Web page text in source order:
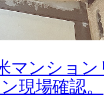
マンション
現場確認。